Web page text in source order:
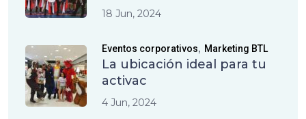
18 Jun, 2024
Eventos corporativos, Marketing BTL
La ubicación ideal para tu
activac
4 Jun, 2024